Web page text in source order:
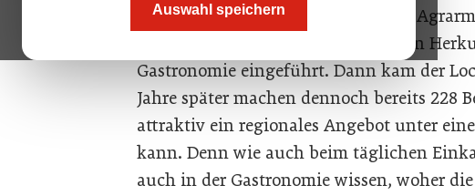
Auswahl speichern
Schon im November 2020 hatte die
sag, wo’s herkommt“ zur freiwilligen
Gastronomie eingeführt. Dann kam der
Jahre später machen dennoch bereits 228
attraktiv ein regionales Angebot unter
kann. Denn wie auch beim täglichen
auch in der Gastronomie wissen, woher